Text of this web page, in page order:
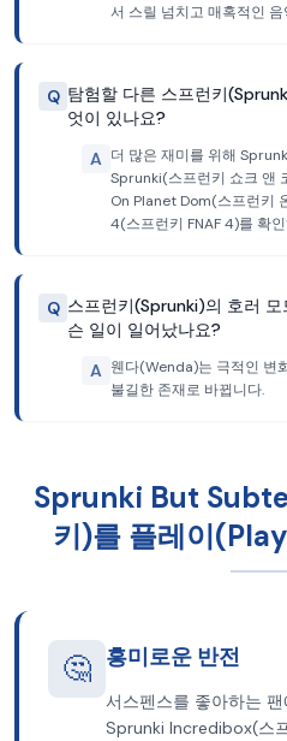
서 스릴 넘치고 매혹적인
Q 탐험할 다른 스프런키
엇이 있나요?
A 더 많은 재미를 위해
Sprunki(스프런키 쇼크 앤
On Planet Dom(스프런키
4(스프런키 FNAF 4)를 확
Q 스프런키(Sprunki)의 호러
슨 일이 일어났나요?
A 웬다(Wenda)는 극적인 변
불길한 존재로 바뀝니다.
Sprunki But
키)를 플레이
🤔 흥미로운 반전
서스펜스를 좋아하는
Sprunki Incredibox(스